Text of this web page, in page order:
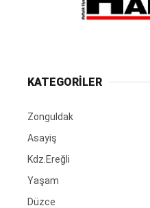
KATEGORİLER
Zonguldak
Asayiş
Kdz.Ereğli
Yaşam
Düzce